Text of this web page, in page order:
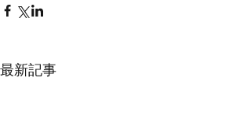
最新記事